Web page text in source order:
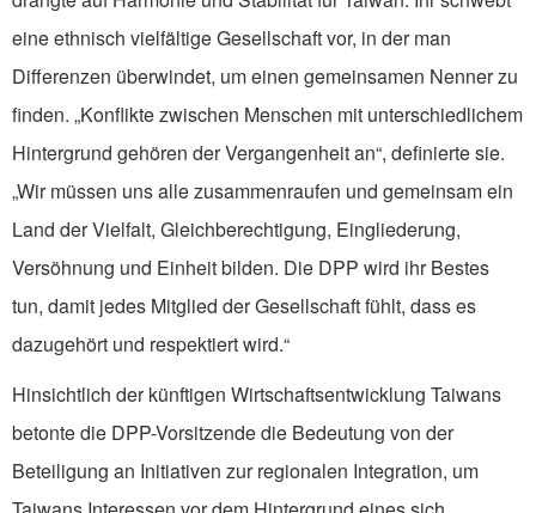
eine ethnisch vielfältige Gesellschaft vor, in der man
Differenzen überwindet, um einen gemeinsamen Nenner zu
finden. „Konflikte zwischen Menschen mit unterschiedlichem
Hintergrund gehören der Vergangenheit an“, definierte sie.
„Wir müssen uns alle zusammenraufen und gemeinsam ein
Land der Vielfalt, Gleichberechtigung, Eingliederung,
Versöhnung und Einheit bilden. Die DPP wird ihr Bestes
tun, damit jedes Mitglied der Gesellschaft fühlt, dass es
dazugehört und respektiert wird.“
Hinsichtlich der künftigen Wirtschaftsentwicklung Taiwans
betonte die DPP-Vorsitzende die Bedeutung von der
Beteiligung an Initiativen zur regionalen Integration, um